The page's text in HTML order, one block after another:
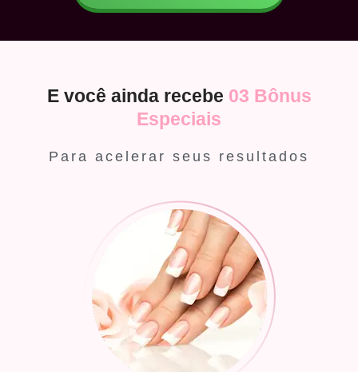
E você ainda recebe 03 Bônus
Especiais
Para acelerar seus resultados